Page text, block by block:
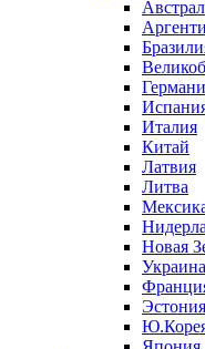
Италия
Китай
Латвия
Литва
Новая
Украина
Эстония